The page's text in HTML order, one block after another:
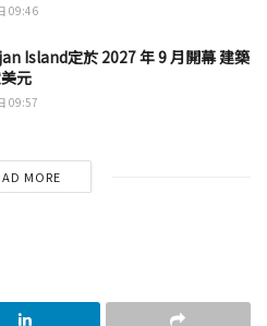
09:46
Island定於 2027 年 9 月開幕 建築
元
09:57
MORE